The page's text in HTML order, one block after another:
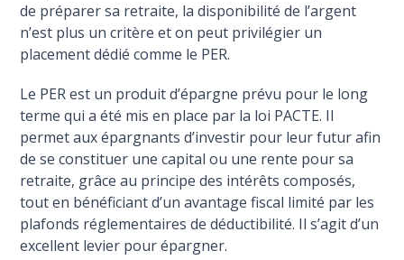
de préparer sa retraite, la disponibilité de l’argent
n’est plus un critère et on peut privilégier un
placement dédié comme le PER.
Le PER est un produit d’épargne prévu pour le long
terme qui a été mis en place par la loi PACTE. Il
permet aux épargnants d’investir pour leur futur afin
de se constituer une capital ou une rente pour sa
retraite, grâce au principe des intérêts composés,
tout en bénéficiant d’un avantage fiscal limité par les
plafonds réglementaires de déductibilité. Il s’agit d’un
excellent levier pour épargner.